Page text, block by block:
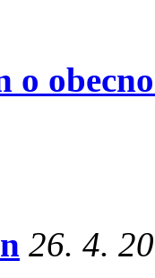
o
26. 4.